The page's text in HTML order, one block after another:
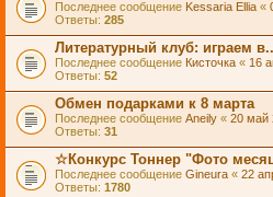
Последнее сообщение Kessaria Ellia «
Ответы: 285
Литературный клуб: играем
Последнее сообщение Кисточка « 16
Ответы: 52
Обмен подарками к 8 марта
Последнее сообщение Aneily « 20 май
Ответы: 31
☆Конкурс Тоннер "Фото
Последнее сообщение Gineura « 22
Ответы: 1780